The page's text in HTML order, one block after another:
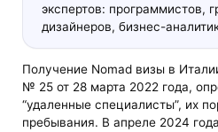
экспертов: программистов,
дизайнеров, бизнес-
Получение Nomad визы в
№ 25 от 28 марта 2022 года,
“удаленные специалисты”, их
пребывания. В апреле 2024